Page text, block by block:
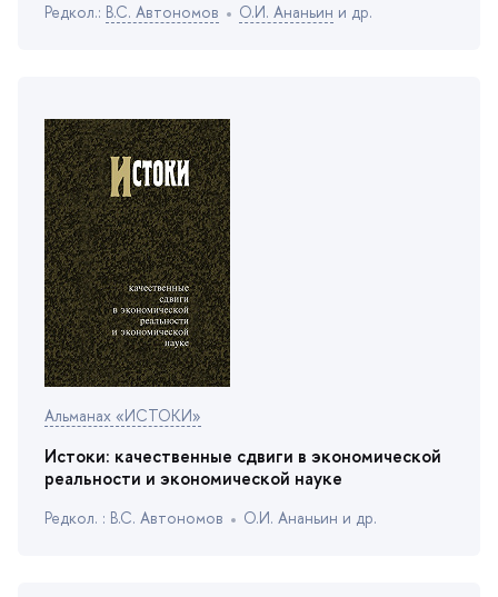
Редкол.: .С. Автономо О.И. Ананьин и др.
Альманах «ИСТОКИ»
Истоки: качественные сдвиги в экономической
реальности и экономической науке
Редкол. : В.С. Автономо О.И. Ананьин и др.